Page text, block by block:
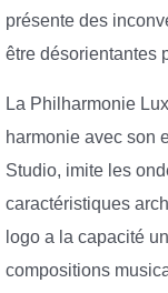
présente des
être désorientantes
La Philharmonie
harmonie avec son
Studio, imite les
caractéristiques
logo a la capacité
compositions